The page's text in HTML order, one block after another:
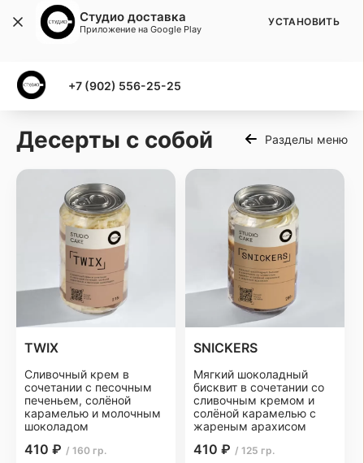
+7 (902) 556-25-25
Десерты с собой Разделы меню
TWIX
Сливочный крем в
сочетании с песочным
печеньем, солёной
карамелью и молочным
шоколадом
410 ₽ / 160 гр.
SNICKERS
Мягкий шоколадный
бисквит в сочетании со
сливочным кремом и
солёной карамелью с
жареным арахисом
410 ₽ / 125 гр.
Студио доставка
Приложение на Google Play
УСТАНОВИТЬ